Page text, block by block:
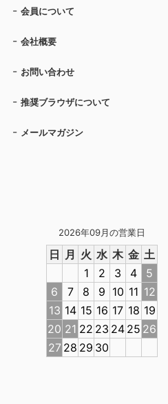
2026年09月の営業日
日 月 火 水 木 金 土
1
2 3 4
5
6
7 8 9 10 11 12
13 14 15 16 17 18 19
20 21 22 23 24 25 26
27 28 29 30
会員について
会社概要
お問い合わせ
推奨ブラウザについて
メールマガジン